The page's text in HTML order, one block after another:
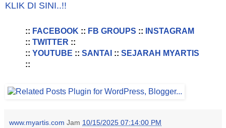
KLIK DI SINI..!!
:: FACEBOOK :: FB GROUPS ::
INSTAGRAM
:: TWITTER ::
:: YOUTUBE :: SANTAI :: SEJARAH MYARTIS
::
www.myartis.com Jam 10/15/2025 07:14:00 PM